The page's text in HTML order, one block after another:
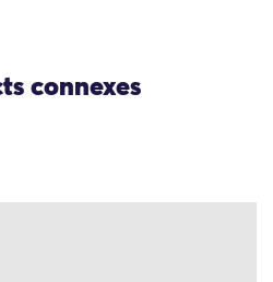
connexes